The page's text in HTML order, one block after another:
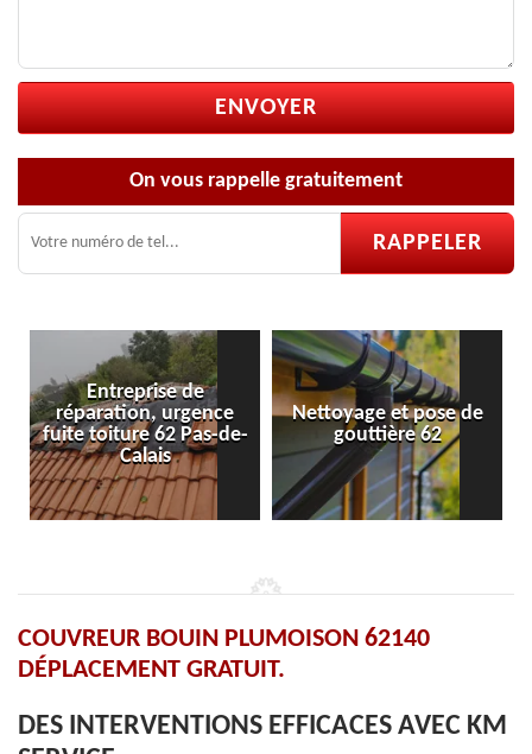
On vous rappelle gratuitement
Nettoyage et pose de
gouttière 62
Pose et réparation de
velux 62
COUVREUR BOUIN PLUMOISON 62140
DÉPLACEMENT GRATUIT.
DES INTERVENTIONS EFFICACES AVEC KM